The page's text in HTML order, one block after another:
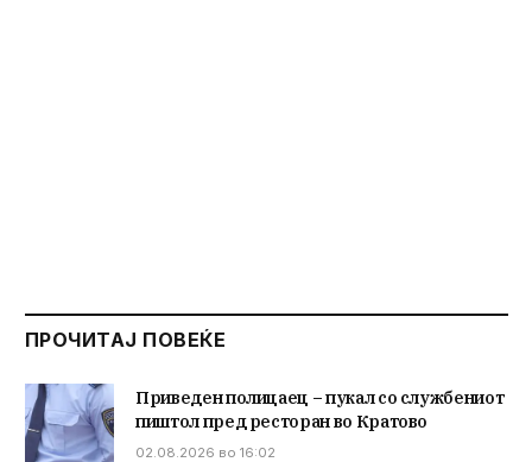
ПРОЧИТАЈ ПОВЕЌЕ
Приведен полицаец – пукал со службениот
пиштол пред ресторан во Кратово
02.08.2026 во 16:02